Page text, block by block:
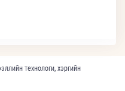
технологи, хэргийн